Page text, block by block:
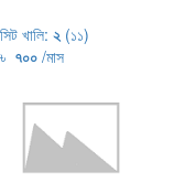
সিট খালি: ২ (১১)
৳ ৭০০ /মাস